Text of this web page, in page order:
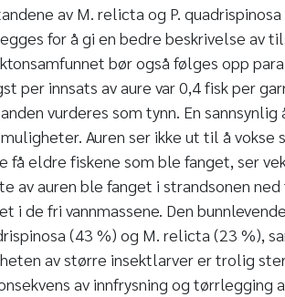
av M. relicta og P.
for å gi en bedre beskrivelse av
bør også følges opp
per innsats av aure var 0,4 fisk per
vurderes som tynn. En
Auren ser ikke ut til å
få eldre fiskene som ble fanget, ser
av auren ble fanget i strandsonen
i de fri vannmassene. Den
(43 %) og M. relicta (23 %),
av større insektlarver er trolig
av innfrysning og tørrlegging